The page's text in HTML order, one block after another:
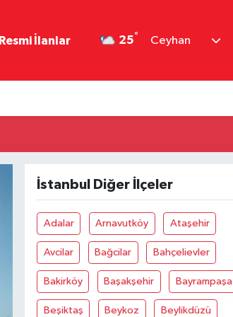
Resmi İlanlar 25° Ceyhan
İstanbul Diğer İlçeler
Adalar Arnavutköy Ataşehir
Avcilar Bağcilar Bahçelievler
Bakirköy Başakşehir Bayrampaşa
Beşiktaş Beykoz Beylikdüzü